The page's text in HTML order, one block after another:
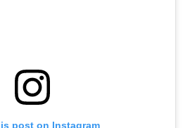
post on Instagram